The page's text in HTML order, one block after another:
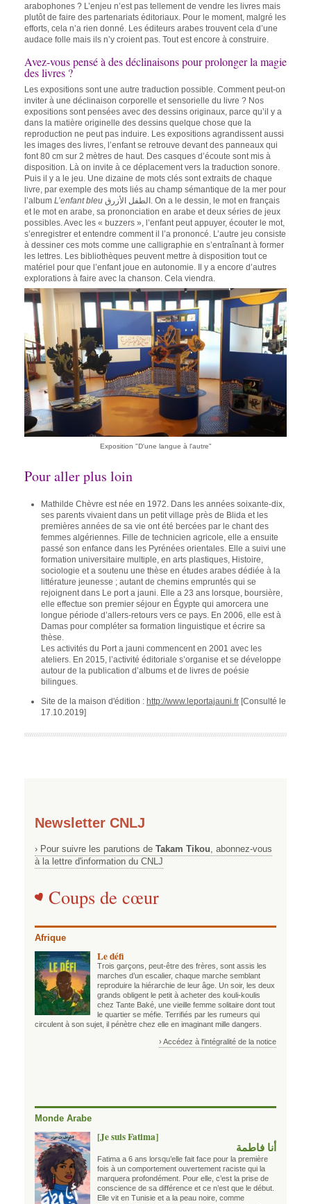
arabophones ? L’enjeu n’est pas tellement de vendre les livres mais
plutôt de faire des partenariats éditoriaux. Pour le moment, malgré les
efforts, cela n’a rien donné. Les éditeurs arabes trouvent cela d’une
audace folle mais ils n’y croient pas. Tout est encore à construire.
Avez-vous pensé à des déclinaisons pour prolonger la magie
des livres ?
Les expositions sont une autre traduction possible. Comment peut-on
inviter à une déclinaison corporelle et sensorielle du livre ? Nos
expositions sont pensées avec des dessins originaux, parce qu’il y a
dans la matière originelle des dessins quelque chose que la
reproduction ne peut pas induire. Les expositions agrandissent aussi
les images des livres, l’enfant se retrouve devant des panneaux qui
font 80 cm sur 2 mètres de haut. Des casques d’écoute sont mis à
disposition. Là on invite à ce déplacement vers la traduction sonore.
Puis il y a le jeu. Une dizaine de mots clés sont extraits de chaque
livre, par exemple des mots liés au champ sémantique de la mer pour
l’album L’enfant bleu
et le mot en arabe, sa prononciation en arabe et deux séries de jeux
possibles. Avec les « buzzers », l’enfant peut appuyer, écouter le mot,
s’enregistrer et entendre comment il l’a prononcé. L’autre jeu consiste
à dessiner ces mots comme une calligraphie en s’entraînant à former
les lettres. Les bibliothèques peuvent mettre à disposition tout ce
matériel pour que l’enfant joue en autonomie. Il y a encore d’autres
explorations à faire avec la chanson. Cela viendra.
Exposition "D'une langue à l'autre"
Pour aller plus loin
Mathilde Chèvre est née en 1972. Dans les années soixante-dix,
ses parents vivaient dans un petit village près de Blida et les
premières années de sa vie ont été bercées par le chant des
femmes algériennes. Fille de technicien agricole, elle a ensuite
passé son enfance dans les Pyrénées orientales. Elle a suivi une
formation universitaire multiple, en arts plastiques, Histoire,
sociologie et a soutenu une thèse en études arabes dédiée à la
littérature jeunesse ; autant de chemins empruntés qui se
rejoignent dans Le port a jauni. Elle a 23 ans lorsque, boursière,
elle effectue son premier séjour en Égypte qui amorcera une
longue période d’allers-retours vers ce pays. En 2006, elle est à
Damas pour compléter sa formation linguistique et écrire sa
thèse.
Les activités du Port a jauni commencent en 2001 avec les
ateliers. En 2015, l’activité éditoriale s’organise et se développe
autour de la publication d’albums et de livres de poésie
bilingues.
Site de la maison d'édition : http://www.leportajauni.fr [Consulté le
17.10.2019]
Newsletter CNLJ
› Pour suivre les parutions de Takam Tikou , abonnez-vous
à la lettre d'information du CNLJ
Coups de cœur
Afrique
Le défi
Trois garçons, peut-être des frères, sont assis les
marches d’un escalier, chaque marche semblant
reproduire la hiérarchie de leur âge. Un soir, les deux
grands obligent le petit à acheter des kouli-koulis
chez Tante Baké, une vieille femme solitaire dont tout
le quartier se méfie. Terrifiés par les rumeurs qui
circulent à son sujet, il pénètre chez elle en imaginant mille dangers.
› Accédez à l'intégralité de la notice
Monde Arabe
[Je suis Fatima]
أنا فاطمة
Fatima a 6 ans lorsqu’elle fait face pour la première
fois à un comportement ouvertement raciste qui la
marquera profondément. Pour elle, c’est la prise de
conscience de sa différence et ce n’est que le début.
Elle vit en Tunisie et a la peau noire, comme